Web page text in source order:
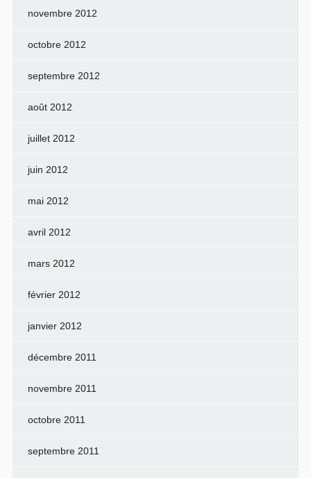
novembre 2012
octobre 2012
septembre 2012
août 2012
juillet 2012
juin 2012
mai 2012
avril 2012
mars 2012
février 2012
janvier 2012
décembre 2011
novembre 2011
octobre 2011
septembre 2011